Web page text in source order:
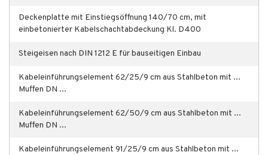
Deckenplatte mit Einstiegsöffnung 140/70 cm, mit
einbetonierter Kabelschachtabdeckung Kl. D400
Steigeisen nach DIN 1212 E für bauseitigen Einbau
Kabeleinführungselement 62/25/9 cm aus Stahlbeton mit ...
Muffen DN ...
Kabeleinführungselement 62/50/9 cm aus Stahlbeton mit ...
Muffen DN ...
Kabeleinführungselement 91/25/9 cm aus Stahlbeton mit ...